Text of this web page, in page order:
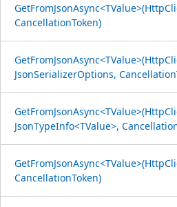
CancellationToken)
JsonSerializerOptions,
JsonTypeInfo<TValue>,
CancellationToken)